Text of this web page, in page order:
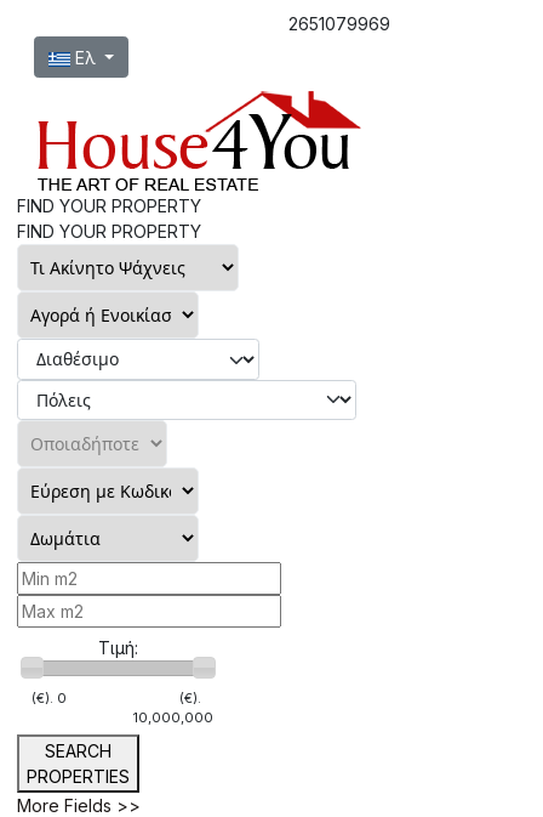
2651079969
Επιλέξτε τη γλώσσα σας
Ελ
FIND YOUR PROPERTY
FIND YOUR PROPERTY
Τιμή:
(€). 0
(€).
10,000,000
SEARCH
PROPERTIES
More Fields >>